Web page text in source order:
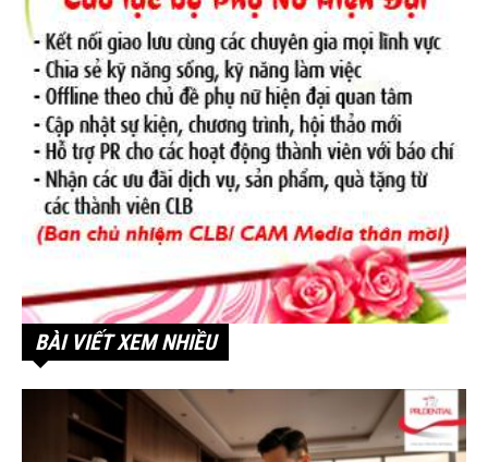
BÀI VIẾT XEM NHIỀU